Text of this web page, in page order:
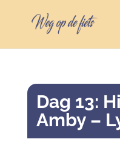
Dag 13:
Amby –